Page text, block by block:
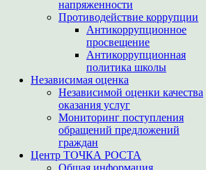
напряженности
Противодействие коррупции
Антикоррупционное
просвещение
Антикоррупционная
политика школы
Независимая оценка
Независимой оценки качества
оказания услуг
Мониторинг поступления
обращений предложений
граждан
Центр ТОЧКА РОСТА
Общая информация